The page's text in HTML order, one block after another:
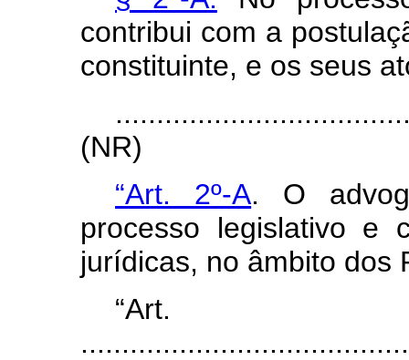
contribui com a
constituinte, e os seus
(NR)
“Art. 2º-A. O
processo legislativo e
jurídicas, no âmbito dos